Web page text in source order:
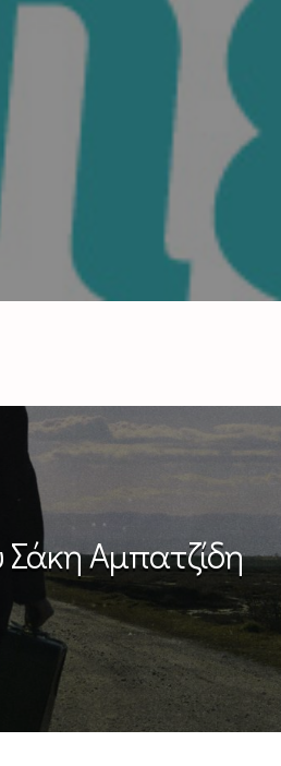
Σάκη Αμπατζίδη